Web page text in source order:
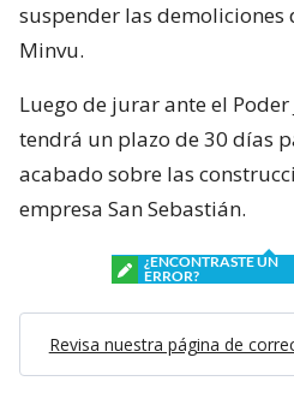
suspender las demoliciones
Minvu.
Luego de jurar ante el
tendrá un plazo de 30 días
acabado sobre las
empresa San Sebastián.
¿ENCONTRASTE UN
ERROR?
Revisa nuestra página de